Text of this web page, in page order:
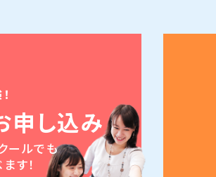
申し込み
ールでも
す！